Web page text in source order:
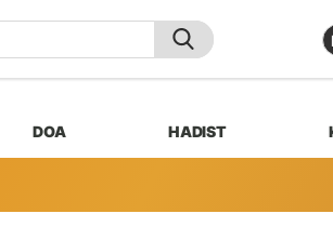
DOA HADIST